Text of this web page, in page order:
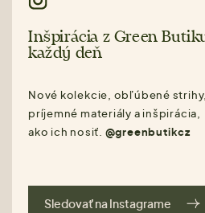
Inšpirácia z Green
každý deň
Nové kolekcie, obľúbené strihy,
príjemné materiály a inšpirácia,
ako ich nosiť. @greenbutikcz
Sledovať na Instagrame